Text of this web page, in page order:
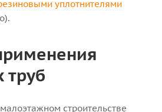
уплотнителями
труб
строительстве